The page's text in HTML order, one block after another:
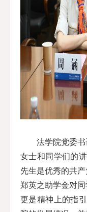
法学院党委
女士和同学们的
先生是优秀的共
郑英之助学金对
更是精神上的指